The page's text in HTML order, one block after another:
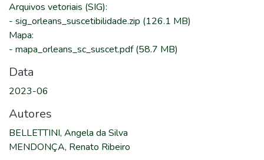
Arquivos vetoriais (SIG):
- sig_orleans_suscetibilidade.zip (126.1 MB)
Mapa:
- mapa_orleans_sc_suscet.pdf(58.7 MB)
Data
2023-06
Autores
BELLETTINI, Angela da Silva
MENDONÇA, Renato Ribeiro